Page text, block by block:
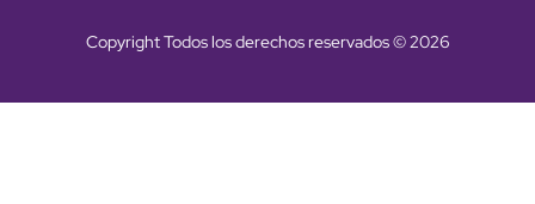
Copyright Todos los derechos reservados © 2026